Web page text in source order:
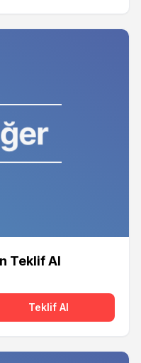
Teklif Al
Teklif Al